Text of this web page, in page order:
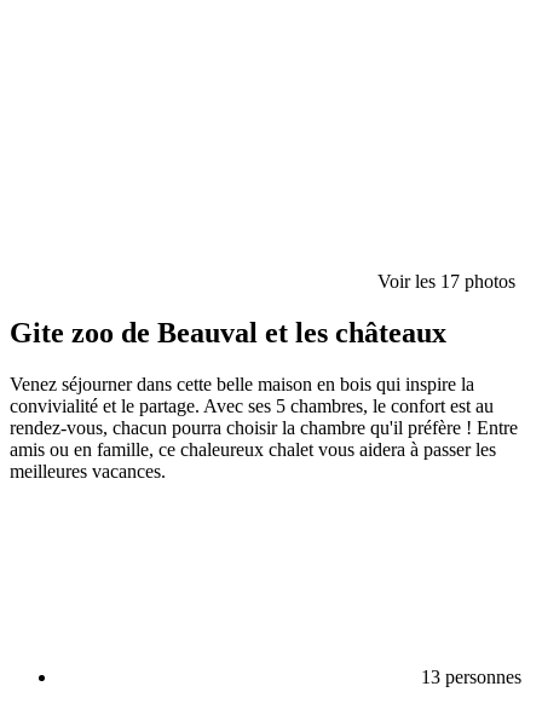
Voir les 17 photos
Gite zoo de Beauval et les châteaux
Venez séjourner dans cette belle maison en bois qui inspire la
convivialité et le partage. Avec ses 5 chambres, le confort est au
rendez-vous, chacun pourra choisir la chambre qu'il préfère ! Entre
amis ou en famille, ce chaleureux chalet vous aidera à passer les
meilleures vacances.
13 personnes